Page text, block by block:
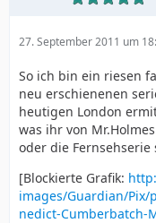
27. September 2011 um
So ich bin ein riesen
neu erschienenen
heutigen London
was ihr von
oder die Fernsehserie
[Blockierte Grafik:
images/Guardian/Pix/
nedict-Cumberbatch-